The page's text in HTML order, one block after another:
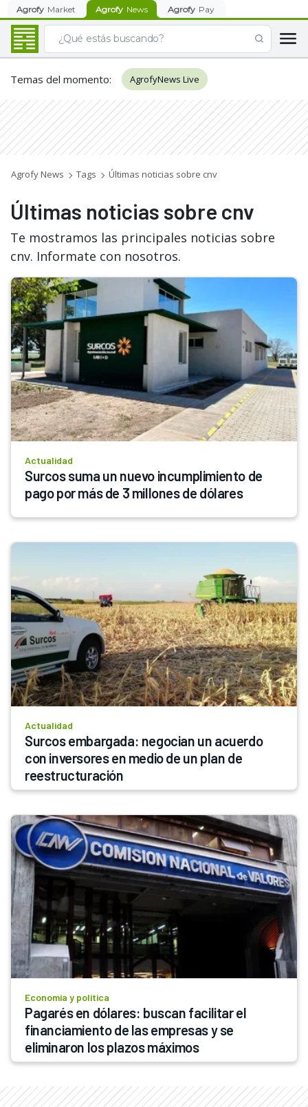
Agrofy Market Agrofy News Agrofy Pay
Temas del momento: AgrofyNews Live
Agrofy News Tags Últimas noticias sobre cnv
Últimas noticias sobre cnv
Te mostramos las principales noticias sobre
cnv. Informate con nosotros.
Actualidad
Surcos suma un nuevo incumplimiento de
pago por más de 3 millones de dólares
Actualidad
Surcos embargada: negocian un acuerdo
con inversores en medio de un plan de
reestructuración
Economía y política
Pagarés en dólares: buscan facilitar el
financiamiento de las empresas y se
eliminaron los plazos máximos